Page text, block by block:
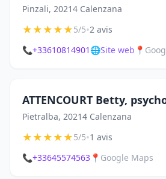
Pinzali, 20214 Calenzana
★★★★★5/5•2 avis
📞+33610814901 🌐Site web 📍
ATTENCOURT Betty,
Pietralba, 20214 Calenzana
★★★★★5/5•1 avis
📞+33645574563 📍 Google Maps